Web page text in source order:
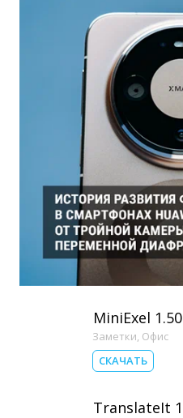
MiniExel 1.50
Заметки, Офис
СКАЧАТЬ
TranslateIt